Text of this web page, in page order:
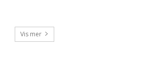
Vis mer